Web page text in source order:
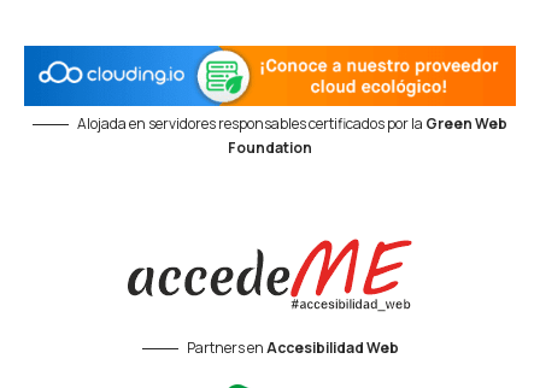
Alojada en servidores responsables certificados por la Green Web
Foundation
Partners enAccesibilidad Web